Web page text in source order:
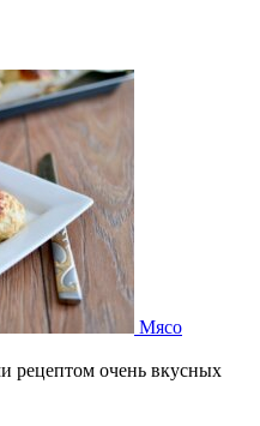
Мясо
рецептом очень вкусных